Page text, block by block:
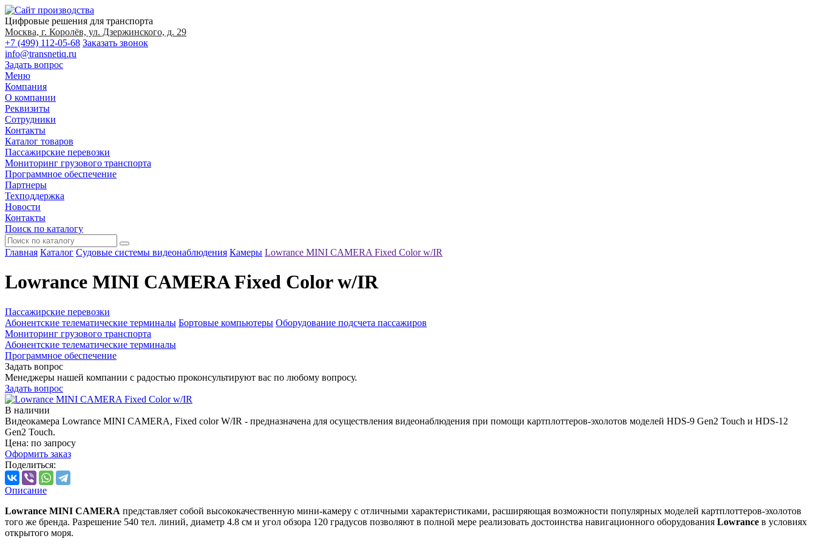
Цифровые решения для транспорта
Москва, г. Королёв, ул. Дзержинского, д. 29
+7 (499) 112-05-68 Заказать звонок
info@transnetiq.ru
Задать вопрос
Меню
Компания
О компании
Реквизиты
Сотрудники
Контакты
Каталог товаров
Пассажирские перевозки
Мониторинг грузового транспорта
Программное обеспечение
Партнеры
Техподдержка
Новости
Контакты
Поиск по каталогу
Главная Каталог Судовые системы видеонаблюдения Камеры Lowrance MINI CAMERA Fixed Color w/IR
Lowrance MINI CAMERA Fixed Color w/IR
Пассажирские перевозки
Абонентские телематические терминалы Бортовые компьютеры Оборудование подсчета пассажиров
Мониторинг грузового транспорта
Абонентские телематические терминалы
Программное обеспечение
Задать вопрос
Менеджеры нашей компании с радостью проконсультируют вас по любому вопросу.
Задать вопрос
В наличии
Видеокамера Lowrance MINI CAMERA, Fixed color W/IR - предназначена для осуществления видеонаблюдения при помощи картплоттеров-эхолотов моделей HDS-9 Gen2 Touch и HDS-12
Gen2 Touch.
Цена: по запросу
Оформить заказ
Поделиться:
Описание
Lowrance MINI CAMERA представляет собой высококачественную мини-камеру с отличными характеристиками, расширяющая возможности популярных моделей картплоттеров-эхолотов
того же бренда. Разрешение 540 тел. линий, диаметр 4.8 см и угол обзора 120 градусов позволяют в полной мере реализовать достоинства навигационного оборудования Lowrance в условиях
открытого моря.